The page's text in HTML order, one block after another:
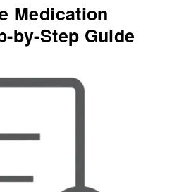
Medication
by-Step Guide